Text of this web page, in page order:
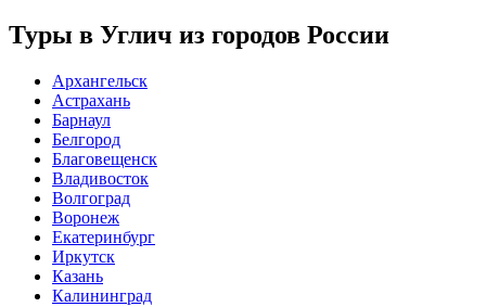
Туры в Углич из городов России
Архангельск
Астрахань
Барнаул
Белгород
Благовещенск
Владивосток
Волгоград
Воронеж
Екатеринбург
Иркутск
Казань
Калининград